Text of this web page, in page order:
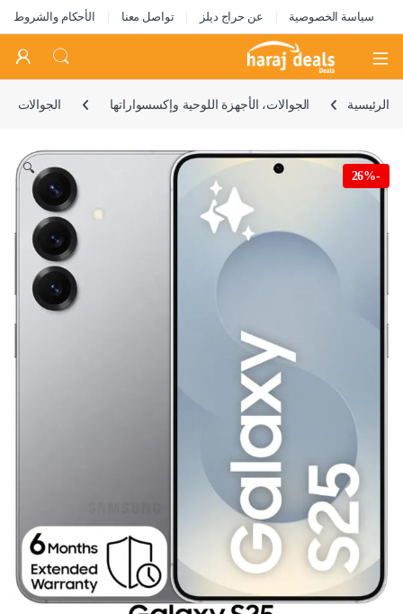
سياسة الخصوصية عن حراج ديلز تواصل معنا الأحكام والشروط
Open
الرئيسية الجوالات، الأجهزة اللوحية وإكسسواراتها الجوالات
-
26%
🔍